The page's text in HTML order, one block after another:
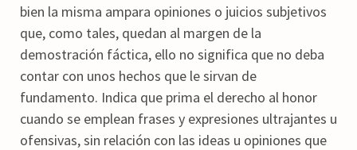
bien la misma ampara opiniones o juicios subjetivos
que, como tales, quedan al margen de la
demostración fáctica, ello no significa que no deba
contar con unos hechos que le sirvan de
fundamento. Indica que prima el derecho al honor
cuando se emplean frases y expresiones ultrajantes u
ofensivas, sin relación con las ideas u opiniones que